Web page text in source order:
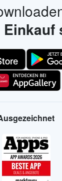
Einkauf